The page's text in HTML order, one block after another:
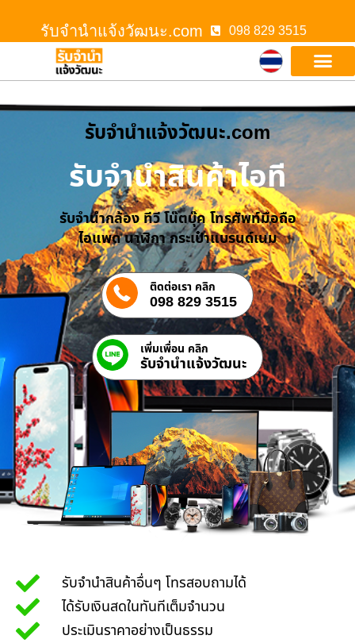
รับจํานําแจ้งวัฒนะ.com 098 829 3515
รับจํานําแจ้งวัฒนะ.com
รับจำนำสินค้าไอที
รับจำนำกล้อง ทีวี โน๊ตบุ๊ค โทรศัพท์มือถือ
ไอแพด นาฬิกา กระเป๋าแบรนด์เนม
ติดต่อเรา คลิก
098 829 3515
เพิ่มเพื่อน คลิก
รับจํานําแจ้งวัฒนะ
รับจำนำสินค้าอื่นๆ โทรสอบถามได้
ได้รับเงินสดในทันทีเต็มจำนวน
ประเมินราคาอย่างเป็นธรรม